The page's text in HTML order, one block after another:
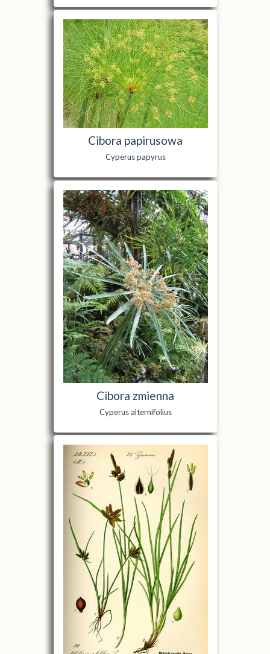
Cibora papirusowa
Cyperus papyrus
Cibora zmienna
Cyperus alternifolius